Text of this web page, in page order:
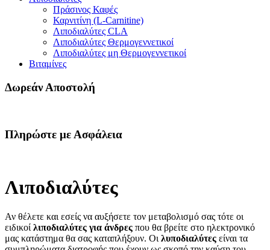
Πράσινος Καφές
Καρνιτίνη (L-Carnitine)
Λιποδιαλύτες CLA
Λιποδιαλύτες Θερμογεννετικοί
Λιποδιαλύτες μη Θερμογεννετικοί
Βιταμίνες
Δωρεάν Αποστολή
Πληρώστε με Ασφάλεια
Λιποδιαλύτες
Αν θέλετε και εσείς να αυξήσετε τον μεταβολισμό σας τότε οι
ειδικοί λιποδιαλύτες για άνδρες που θα βρείτε στο ηλεκτρονικό
μας κατάστημα θα σας καταπλήξουν. Οι λυποδιαλύτες είναι τα